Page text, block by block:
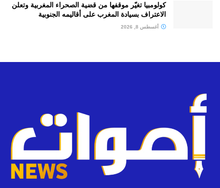
كولومبيا تغيّر موقفها من قضية الصحراء المغربية وتعلن
الاعتراف بسيادة المغرب على أقاليمه الجنوبية
أغسطس 8, 2026